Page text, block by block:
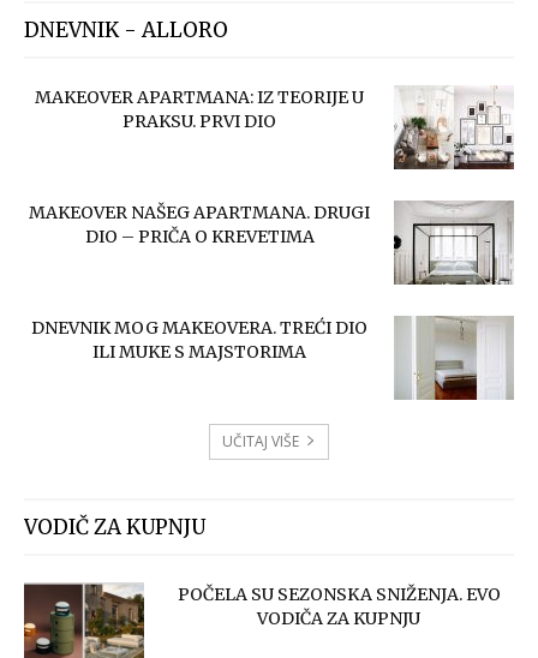
DNEVNIK - ALLORO
MAKEOVER APARTMANA: IZ TEORIJE U
PRAKSU. PRVI DIO
MAKEOVER NAŠEG APARTMANA. DRUGI
DIO – PRIČA O KREVETIMA
DNEVNIK MOG MAKEOVERA. TREĆI DIO
ILI MUKE S MAJSTORIMA
UČITAJ VIŠE
VODIČ ZA KUPNJU
POČELA SU SEZONSKA SNIŽENJA. EVO
VODIČA ZA KUPNJU